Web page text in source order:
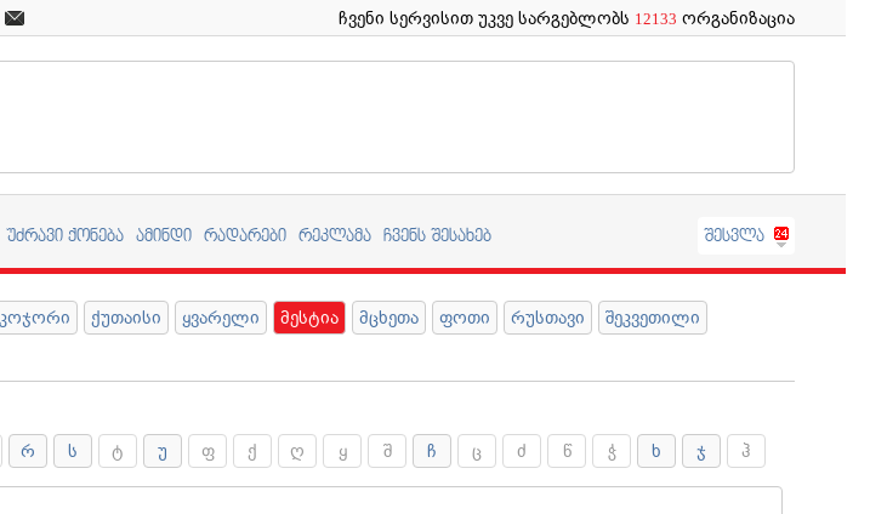
ჩვენი სერვისით უკვე სარგებლობს 12133 ორგანიზაცია
უძრავი ქონება ამინდი რადარები რეკლამა ჩვენს შესახებ შესვლა
კოჯორი ქუთაისი ყვარელი მესტია მცხეთა ფოთი რუსთავი შეკვეთილი
რ ს ტ უ ფ ქ ღ ყ შ ჩ ც ძ წ ჭ ხ ჯ ჰ